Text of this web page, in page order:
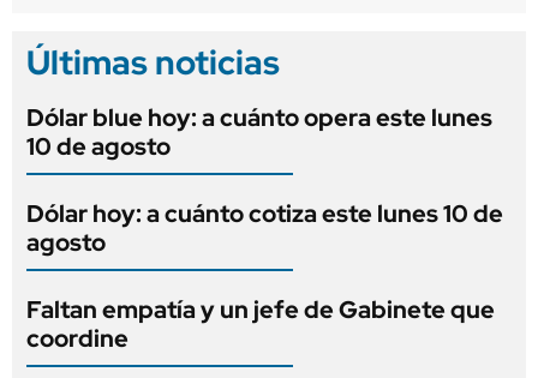
Últimas noticias
Dólar blue hoy: a cuánto opera este lunes
10 de agosto
Dólar hoy: a cuánto cotiza este lunes 10 de
agosto
Faltan empatía y un jefe de Gabinete que
coordine